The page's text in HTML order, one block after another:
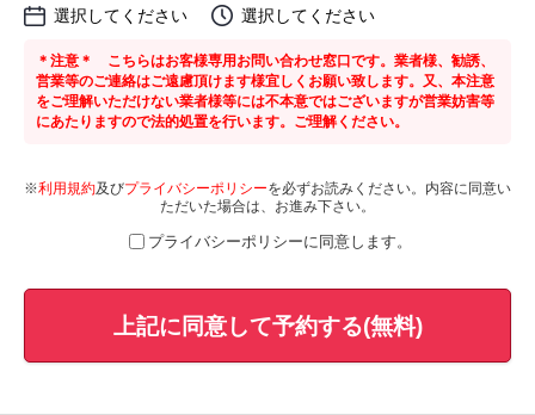
選択してください
選択してください
＊注意＊ こちらはお客様専用お問い合わせ窓口です。業者様、勧誘、
営業等のご連絡はご遠慮頂けます様宜しくお願い致します。又、本注意
をご理解いただけない業者様等には不本意ではございますが営業妨害等
にあたりますので法的処置を行います。ご理解ください。
※利用規約及びプライバシーポリシーを必ずお読みください。内容に同意い
ただいた場合は、お進み下さい。
プライバシーポリシーに同意します。
上記に同意して予約する(無料)